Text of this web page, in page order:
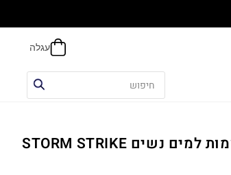
נעלי חורף אטומות למים נשים STORM STRIKE